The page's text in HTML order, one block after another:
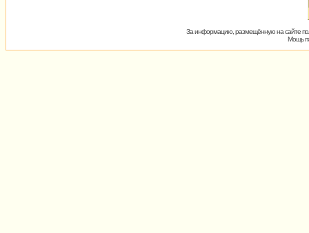
За информацию, размещённую на сайте
Мощь